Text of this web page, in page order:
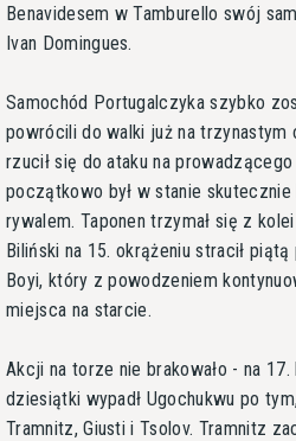
Benavidesem w Tamburello swój
Ivan Domingues.
Samochód Portugalczyka szybko
powrócili do walki już na trzynastym
rzucił się do ataku na
początkowo był w stanie
rywalem. Taponen trzymał się z
Biliński na 15. okrążeniu stracił
Boyi, który z powodzeniem
miejsca na starcie.
Akcji na torze nie brakowało - na 17.
dziesiątki wypadł Ugochukwu po
Tramnitz, Giusti i Tsolov. Tramnitz